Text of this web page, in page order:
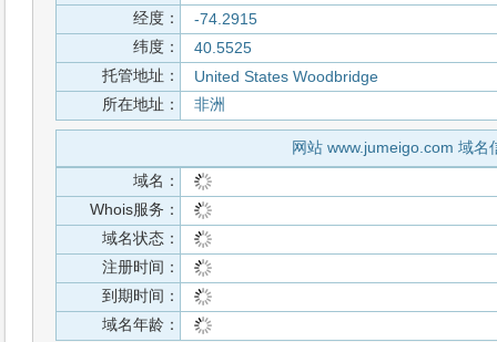
经度：
-74.2915
纬度：
40.5525
托管地址：
United States Woodbridge
所在地址：
非洲
网站 www.jumeigo.com 域名
域名：
Whois服务：
域名状态：
注册时间：
到期时间：
域名年龄：